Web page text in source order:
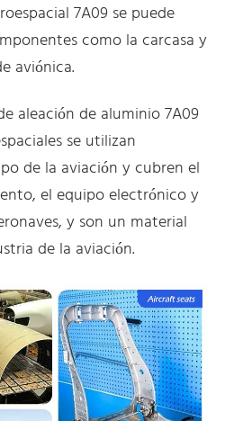
7A09 se puede
como la carcasa y
aviónica.
aleación de aluminio 7A09
se utilizan
de la aviación y cubren el
el equipo electrónico y
y son un material
de la aviación.